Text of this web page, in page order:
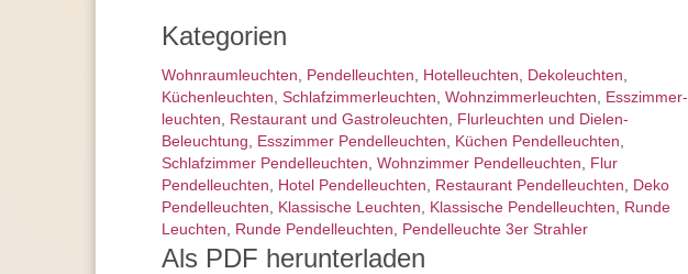
Kategorien
Wohnraum­leuchten, Pendel­leuchten, Hotelleuchten, Dekoleuchten,
Küchenleuchten, Schlafzimmer­leuchten, Wohnzimmer­leuchten, Esszimmer­­
leuchten, Restaurant und Gastroleuchten, Flurleuchten und Dielen-
Beleuchtung, Esszimmer Pendelleuchten, Küchen Pendelleuchten,
Schlafzimmer Pendelleuchten, Wohnzimmer Pendelleuchten, Flur
Pendelleuchten, Hotel Pendelleuchten, Restaurant Pendelleuchten, Deko
Pendelleuchten, Klassische Leuchten, Klassische Pendelleuchten, Runde
Leuchten, Runde Pendelleuchten, Pendelleuchte 3er Strahler
Als PDF herunterladen